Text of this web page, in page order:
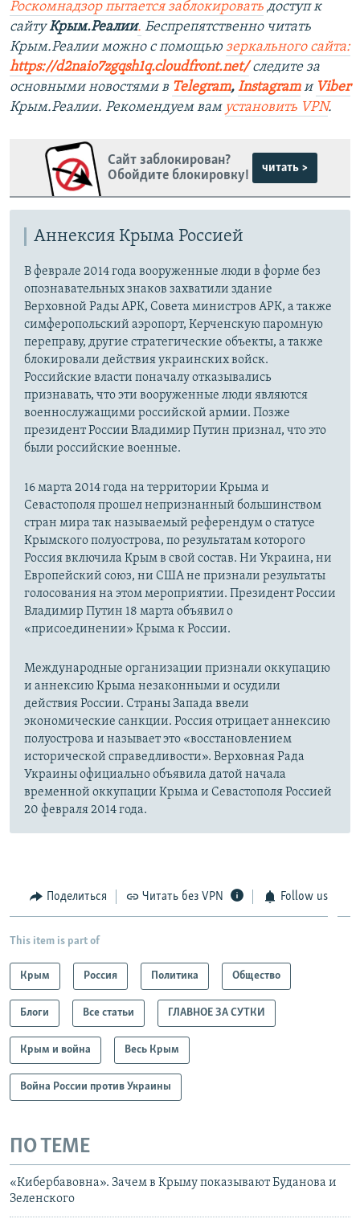
Роскомнадзор пытается заблокировать доступ к
сайтуКрым.Реалии. Беспрепятственно читать
Крым.Реалии можно с помощью зеркального сайта:
https://d2naio7zgqsh1q.cloudfront.net/ следите за
основными новостями в Telegram, Instagramи Viber
Крым.Реалии. Рекомендуем вам установить VPN.
Сайт заблокирован?
Обойдите блокировку!
читать >
Аннексия Крыма Россией
В феврале 2014 года вооруженные люди в форме без
опознавательных знаков захватили здание
Верховной Рады АРК, Совета министров АРК, а также
симферопольский аэропорт, Керченскую паромную
переправу, другие стратегические объекты, а также
блокировали действия украинских войск.
Российские власти поначалу отказывались
признавать, что эти вооруженные люди являются
военнослужащими российской армии. Позже
президент России Владимир Путин признал, что это
были российские военные.
16 марта 2014 года на территории Крыма и
Севастополя прошел непризнанный большинством
стран мира так называемый референдум о статусе
Крымского полуострова, по результатам которого
Россия включила Крым в свой состав. Ни Украина, ни
Европейский союз, ни США не признали результаты
голосования на этом мероприятии. Президент России
Владимир Путин 18 марта объявил о
«присоединении» Крыма к России.
Международные организации признали оккупацию
и аннексию Крыма незаконными и осудили
действия России. Страны Запада ввели
экономические санкции. Россия отрицает аннексию
полуострова и называет это «восстановлением
исторической справедливости». Верховная Рада
Украины официально объявила датой начала
временной оккупации Крыма и Севастополя Россией
20 февраля 2014 года.
Поделиться Читать без VPN Follow us
This item is part of
Крым Россия Политика Общество
Блоги Все статьи ГЛАВНОЕ ЗА СУТКИ
Крым и война Весь Крым
Война России против Украины
ПО ТЕМЕ
«Кибербавовна». Зачем в Крыму показывают Буданова и
Зеленского